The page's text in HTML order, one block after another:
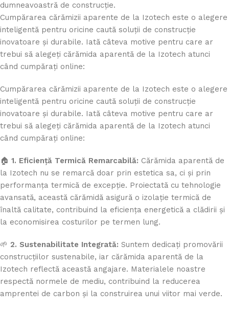
dumneavoastră de construcție.
Cumpărarea cărămizii aparente de la Izotech este o alegere
inteligentă pentru oricine caută soluții de construcție
inovatoare și durabile. Iată câteva motive pentru care ar
trebui să alegeți cărămida aparentă de la Izotech atunci
când cumpărați online:
Cumpărarea cărămizii aparente de la Izotech este o alegere
inteligentă pentru oricine caută soluții de construcție
inovatoare și durabile. Iată câteva motive pentru care ar
trebui să alegeți cărămida aparentă de la Izotech atunci
când cumpărați online:
🏠 1. Eficiență Termică Remarcabilă: Cărămida aparentă de
la Izotech nu se remarcă doar prin estetica sa, ci și prin
performanța termică de excepție. Proiectată cu tehnologie
avansată, această cărămidă asigură o izolație termică de
înaltă calitate, contribuind la eficiența energetică a clădirii și
la economisirea costurilor pe termen lung.
🌱 2. Sustenabilitate Integrată: Suntem dedicați promovării
construcțiilor sustenabile, iar cărămida aparentă de la
Izotech reflectă această angajare. Materialele noastre
respectă normele de mediu, contribuind la reducerea
amprentei de carbon și la construirea unui viitor mai verde.